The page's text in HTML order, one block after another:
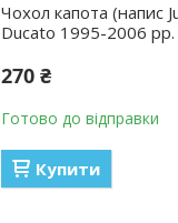
Чохол капота (напис
Ducato 1995-2006 рр.
270 ₴
Готово до відправки
Купити